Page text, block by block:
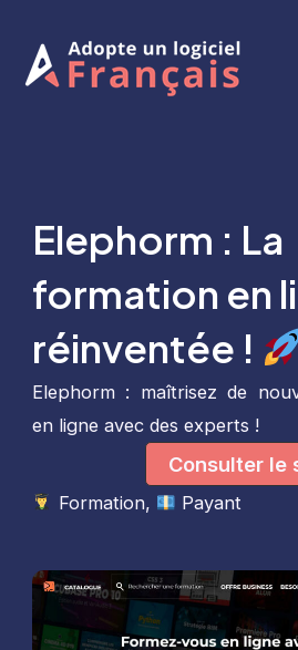
contenu
Elephorm : La
formation en
réinventée !
Elephorm : maîtrisez de
en ligne avec des experts !
Consulter le
Formation, Payant